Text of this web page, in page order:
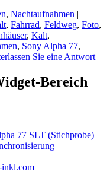
, Nachtaufnahmen |
, Fahrrad, Feldweg, Foto,
, Kalt,
, Sony Alpha 77,
Sie eine Antwort
Bereich
77 SLT (Stichprobe)
inkl.com